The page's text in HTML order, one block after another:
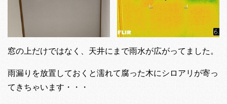
窓の上だけではなく、天井にまで雨水が広がってました。
雨漏りを放置しておくと濡れて腐った木にシロアリが寄っ
てきちゃいます・・・